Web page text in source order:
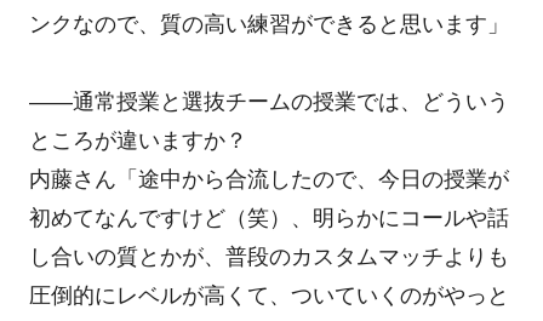
ンクなので、質の高い練習ができると思います」
――通常授業と選抜チームの授業では、どういう
ところが違いますか？
内藤さん「途中から合流したので、今日の授業が
初めてなんですけど（笑）、明らかにコールや話
し合いの質とかが、普段のカスタムマッチよりも
圧倒的にレベルが高くて、ついていくのがやっと